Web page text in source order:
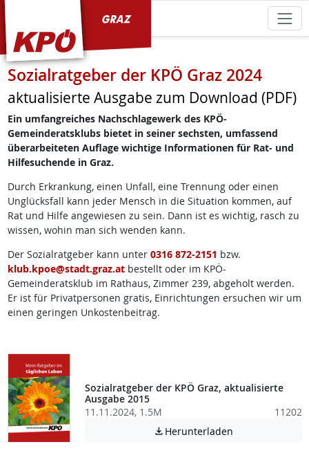
Sozialratgeber der KPÖ Graz 2024
aktualisierte Ausgabe zum Download (PDF)
Ein umfangreiches Nachschlagewerk des KPÖ-
Gemeinderatsklubs bietet in seiner sechsten, umfassend
überarbeiteten Auflage wichtige Informationen für Rat- und
Hilfesuchende in Graz.
Durch Erkrankung, einen Unfall, eine Trennung oder einen
Unglücksfall kann jeder Mensch in die Situation kommen, auf
Rat und Hilfe angewiesen zu sein. Dann ist es wichtig, rasch zu
wissen, wohin man sich wenden kann.
Der Sozialratgeber kann unter 0316 872-2151 bzw.
klub.kpoe@stadt.graz.atbestellt oder im KPÖ-
Gemeinderatsklub im Rathaus, Zimmer 239, abgeholt werden.
Er ist für Privatpersonen gratis, Einrichtungen ersuchen wir um
einen geringen Unkostenbeitrag.
Sozialratgeber der KPÖ Graz, aktualisierte
Ausgabe 2015
11.11.2024, 1.5M
11202
 Herunterladen